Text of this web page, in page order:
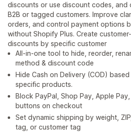
discounts or use discount codes, and
B2B or tagged customers. Improve
orders, and control payment options
without Shopify Plus. Create
discounts by specific customer
All-in-one tool to hide, reorder,
method & discount code
Hide Cash on Delivery (COD)
specific products.
Block PayPal, Shop Pay, Apple
buttons on checkout
Set dynamic shipping by weight,
tag, or customer tag